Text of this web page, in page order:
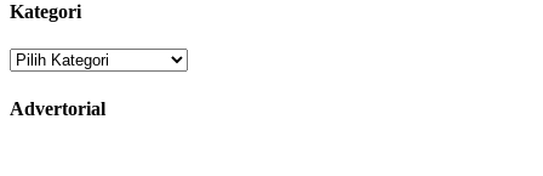
Kategori
Kategori
Advertorial